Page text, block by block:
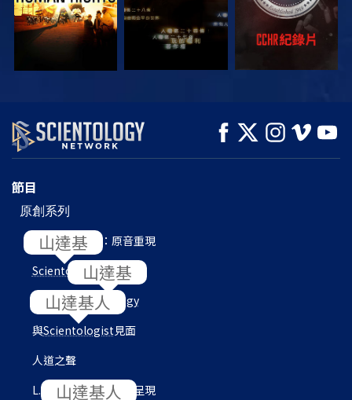
觀看 探索系列節目
節目
原創系列
L. 羅恩 賀伯特：原音重現
Scientology 內部
目的地：Scientology
與Scientologist 見面
人道之聲
L. 羅恩 賀伯特圖書館呈現